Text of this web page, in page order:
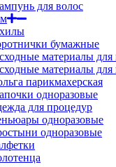
для волос
бумажные
материалы
материалы
парикмахерская
одноразовые
для процедур
одноразовые
одноразовые